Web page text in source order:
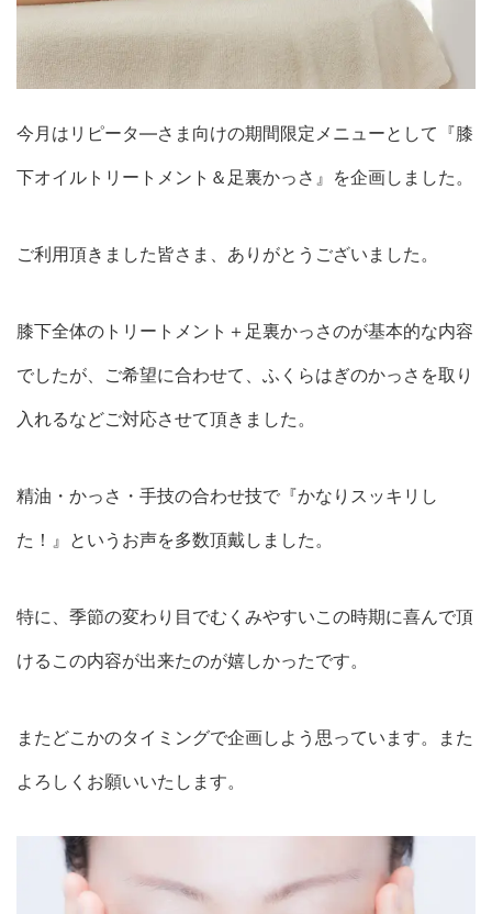
今月はリピータ―さま向けの期間限定メニューとして『膝
下オイルトリートメント＆足裏かっさ』を企画しました。
ご利用頂きました皆さま、ありがとうございました。
膝下全体のトリートメント＋足裏かっさのが基本的な内容
でしたが、ご希望に合わせて、ふくらはぎのかっさを取り
入れるなどご対応させて頂きました。
精油・かっさ・手技の合わせ技で『かなりスッキリし
た！』というお声を多数頂戴しました。
特に、季節の変わり目でむくみやすいこの時期に喜んで頂
けるこの内容が出来たのが嬉しかったです。
またどこかのタイミングで企画しよう思っています。また
よろしくお願いいたします。